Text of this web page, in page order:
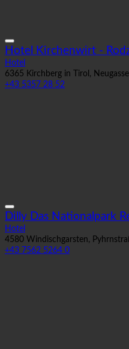
Hotel Kirchenwirt -
Hotel
6365 Kirchberg in Tirol,
+43 5357 28 52
Dilly Das Nationalpark
Hotel
4580 Windischgarsten,
+43 7562 5264 0